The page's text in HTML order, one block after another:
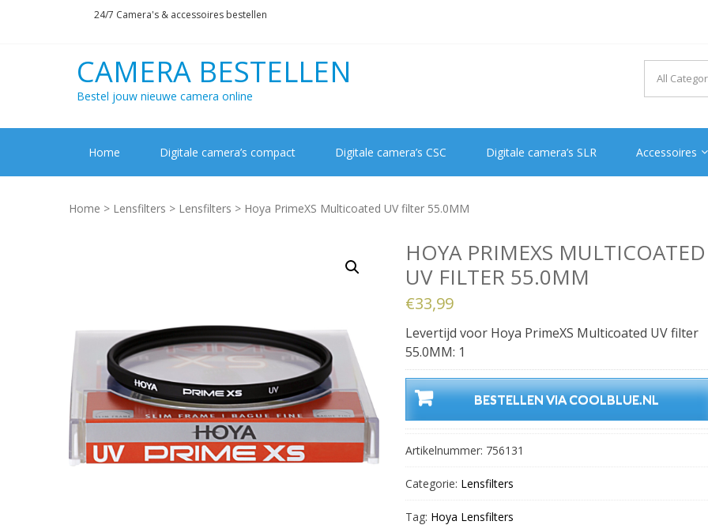
24/7 Camera's & accessoires bestellen
CAMERA BESTELLEN
Bestel jouw nieuwe camera online
Home Digitale camera’s compact Digitale camera’s CSC Digitale camera’s SLR Accessoires
Home > Lensfilters > Lensfilters > Hoya PrimeXS Multicoated UV filter 55.0MM
HOYA PRIMEXS MULTICOATED
UV FILTER 55.0MM
€33,99
Levertijd voor Hoya PrimeXS Multicoated UV filter
55.0MM: 1
BESTELLEN VIA COOLBLUE.NL
Artikelnummer: 756131
Categorie: Lensfilters
Tag: Hoya Lensfilters